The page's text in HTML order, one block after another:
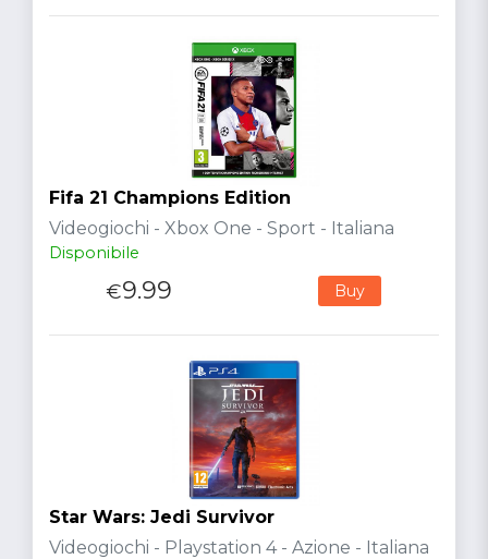
Fifa 21 Champions Edition
Videogiochi - Xbox One - Sport - Italiana
Disponibile
€9.99 Buy
Star Wars: Jedi Survivor
Videogiochi - Playstation 4 - Azione - Italiana